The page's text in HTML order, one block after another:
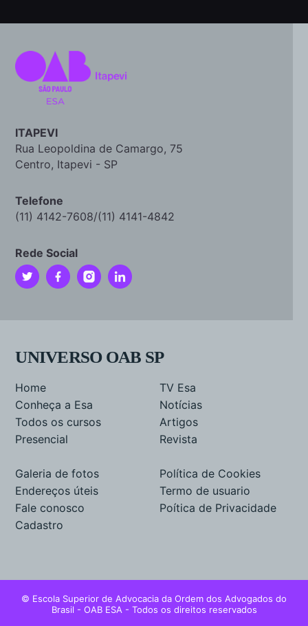
ITAPEVI
Rua Leopoldina de Camargo, 75
Centro, Itapevi - SP
Telefone
(11) 4142-7608/(11) 4141-4842
Rede Social
UNIVERSO OAB SP
Home
Conheça a Esa
Todos os cursos
Presencial
TV Esa
Notícias
Artigos
Revista
Galeria de fotos
Endereços úteis
Fale conosco
Cadastro
Política de Cookies
Termo de usuario
Poítica de Privacidade
© Escola Superior de Advocacia da Ordem dos Advogados do
Brasil - OAB ESA - Todos os direitos reservados